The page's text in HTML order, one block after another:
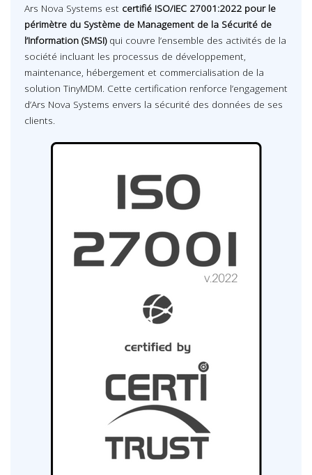
Ars Nova Systems est certifié ISO/IEC 27001:2022 pour le
périmètre du Système de Management de la Sécurité de
l’Information (SMSI) qui couvre l’ensemble des activités de la
société incluant les processus de développement,
maintenance, hébergement et commercialisation de la
solution TinyMDM. Cette certification renforce l’engagement
d’Ars Nova Systems envers la sécurité des données de ses
clients.